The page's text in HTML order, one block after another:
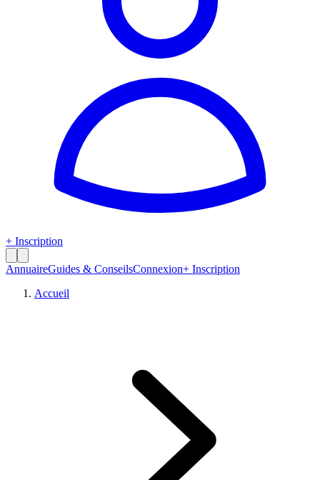
+ Inscription
AnnuaireGuides & ConseilsConnexion+ Inscription
Accueil